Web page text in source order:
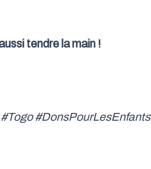
tendre la main !
#DonsPourLesEnfants